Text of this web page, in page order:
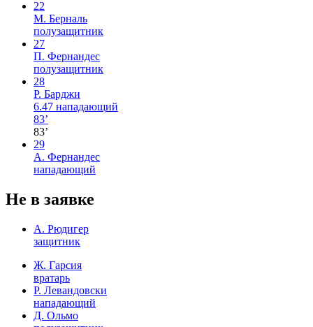
22
М. Берналь
полузащитник
27
П. Фернандес
полузащитник
28
Р. Барджи
6.47 нападающий
83’
83’
29
А. Фернандес
нападающий
Не в заявке
А. Рюдигер
защитник
Ж. Гарсия
вратарь
Р. Левандовски
нападающий
Д. Ольмо